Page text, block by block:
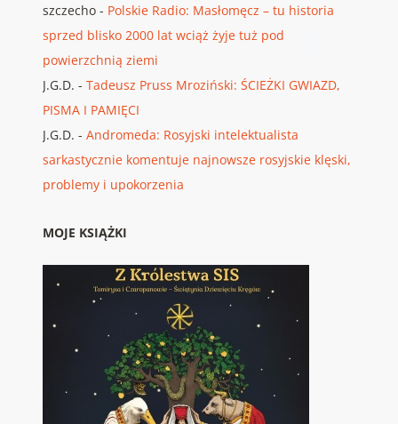
szczecho- Polskie Radio: Masłomęcz – tu historia
sprzed blisko 2000 lat wciąż żyje tuż pod
powierzchnią ziemi
J.G.D. - Tadeusz Pruss Mroziński: ŚCIEŻKI GWIAZD,
PISMA I PAMIĘCI
J.G.D. - Andromeda: Rosyjski intelektualista
sarkastycznie komentuje najnowsze rosyjskie klęski,
problemy i upokorzenia
MOJE KSIĄŻKI